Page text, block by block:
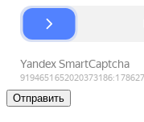
Отправить